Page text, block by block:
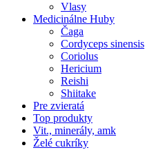
Vlasy
Medicinálne Huby
Čaga
Cordyceps sinensis
Coriolus
Hericium
Reishi
Shiitake
Pre zvieratá
Top produkty
Vit., minerály, amk
Želé cukríky